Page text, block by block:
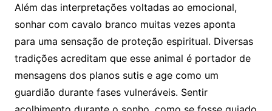
Além das interpretações voltadas ao emocional,
sonhar com cavalo branco muitas vezes aponta
para uma sensação de proteção espiritual. Diversas
tradições acreditam que esse animal é portador de
mensagens dos planos sutis e age como um
guardião durante fases vulneráveis. Sentir